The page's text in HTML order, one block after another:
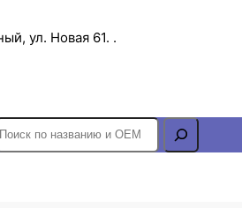
ул. Новая 61. .